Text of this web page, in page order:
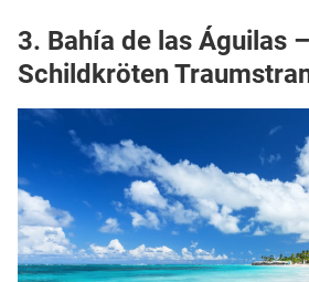
3. Bahía de las Águilas
Schildkröten